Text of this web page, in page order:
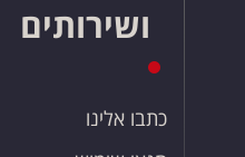
ושירותים
כתבו אלינו